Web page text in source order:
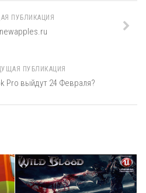
ПУБЛИКАЦИЯ
ПУБЛИКАЦИЯ
Pro выйдут 24 Февраля?